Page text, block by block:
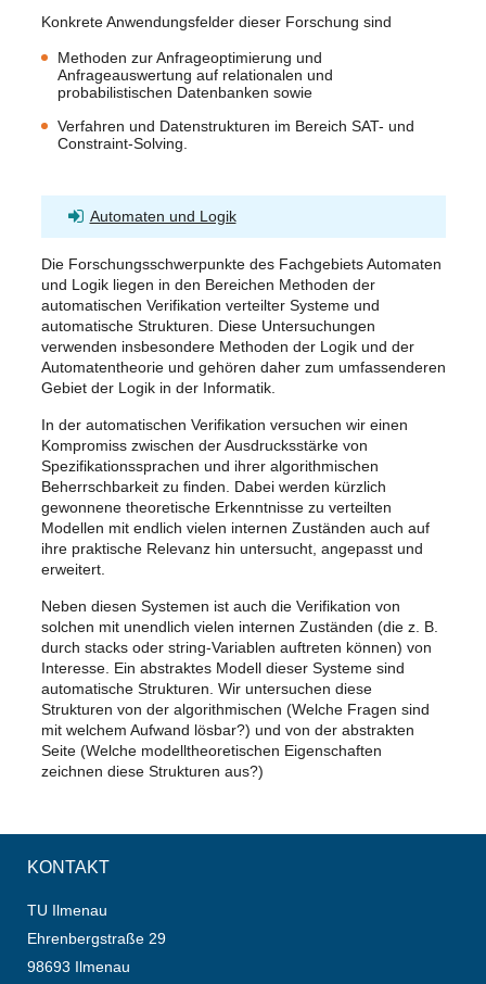
Konkrete Anwendungsfelder dieser Forschung sind
Methoden zur Anfrageoptimierung und
Anfrageauswertung auf relationalen und
probabilistischen Datenbanken sowie
Verfahren und Datenstrukturen im Bereich SAT- und
Constraint-Solving.
Automaten und Logik
Die Forschungsschwerpunkte des Fachgebiets Automaten
und Logik liegen in den Bereichen Methoden der
automatischen Verifikation verteilter Systeme und
automatische Strukturen. Diese Untersuchungen
verwenden insbesondere Methoden der Logik und der
Automatentheorie und gehören daher zum umfassenderen
Gebiet der Logik in der Informatik.
In der automatischen Verifikation versuchen wir einen
Kompromiss zwischen der Ausdrucksstärke von
Spezifikationssprachen und ihrer algorithmischen
Beherrschbarkeit zu finden. Dabei werden kürzlich
gewonnene theoretische Erkenntnisse zu verteilten
Modellen mit endlich vielen internen Zuständen auch auf
ihre praktische Relevanz hin untersucht, angepasst und
erweitert.
Neben diesen Systemen ist auch die Verifikation von
solchen mit unendlich vielen internen Zuständen (die z. B.
durch stacks oder string-Variablen auftreten können) von
Interesse. Ein abstraktes Modell dieser Systeme sind
automatische Strukturen. Wir untersuchen diese
Strukturen von der algorithmischen (Welche Fragen sind
mit welchem Aufwand lösbar?) und von der abstrakten
Seite (Welche modelltheoretischen Eigenschaften
zeichnen diese Strukturen aus?)
KONTAKT
TU Ilmenau
Ehrenbergstraße 29
98693 Ilmenau